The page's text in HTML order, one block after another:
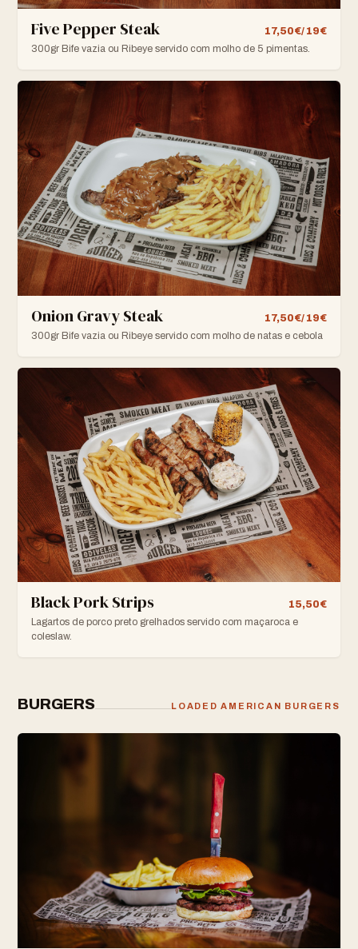
Five Pepper Steak
17,50€/ 19€
300gr Bife vazia ou Ribeye servido com molho de 5 pimentas.
Onion Gravy Steak
17,50€/ 19€
300gr Bife vazia ou Ribeye servido com molho de natas e cebola
Black Pork Strips
15,50€
Lagartos de porco preto grelhados servido com maçaroca e
coleslaw.
BURGERS LOADED AMERICAN BURGERS